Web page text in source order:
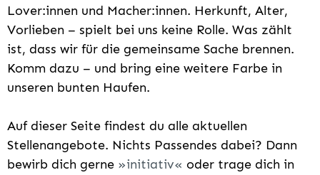
Lover:innen und Macher:innen. Herkunft, Alter,
Vorlieben – spielt bei uns keine Rolle. Was zählt
ist, dass wir für die gemeinsame Sache brennen.
Komm dazu – und bring eine weitere Farbe in
unseren bunten Haufen.
Auf dieser Seite findest du alle aktuellen
Stellenangebote. Nichts Passendes dabei? Dann
bewirb dich gerne
initiativ
oder trage dich in